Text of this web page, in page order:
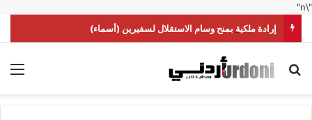
"\n"
إرادة ملكية بمنح وسام الاستقلال لسفيرين (أسماء)
بحث عن